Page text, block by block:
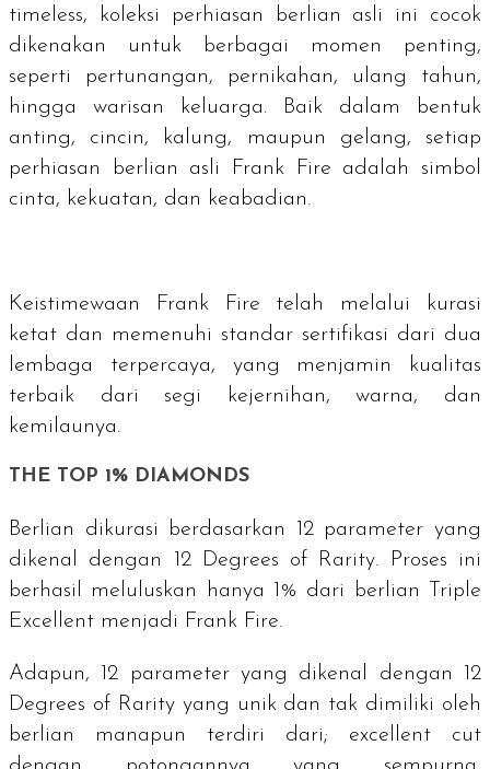
timeless, koleksi perhiasan berlian asli ini cocok
dikenakan untuk berbagai momen penting,
seperti pertunangan, pernikahan, ulang tahun,
hingga warisan keluarga. Baik dalam bentuk
anting, cincin, kalung, maupun gelang, setiap
perhiasan berlian asli Frank Fire adalah simbol
cinta, kekuatan, dan keabadian.
Keistimewaan Frank Fire telah melalui kurasi
ketat dan memenuhi standar sertifikasi dari dua
lembaga terpercaya, yang menjamin kualitas
terbaik dari segi kejernihan, warna, dan
kemilaunya.
THE TOP 1% DIAMONDS
Berlian dikurasi berdasarkan 12 parameter yang
dikenal dengan
12 Degrees of Rarity. Proses ini
berhasil meluluskan hanya 1% dari berlian
Triple
Excellent menjadi Frank Fire.
Adapun, 12 parameter yang dikenal dengan 12
Degrees of Rarityyang unik dan tak dimiliki oleh
berlian manapun terdiri dari; excellent cut